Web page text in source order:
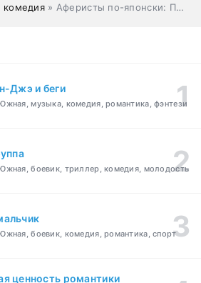
комедия » Аферисты по-японски: Принцесса
Джэ и беги
музыка, комедия, романтика, фэнтези
боевик, триллер, комедия, молодость
боевик, комедия, романтика, спорт
ценность романтики